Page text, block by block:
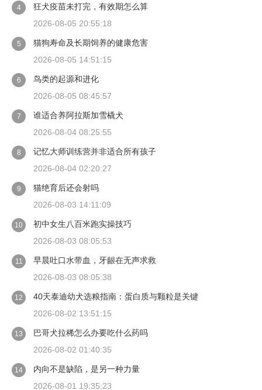
4
狂犬疫苗未打完，有效期怎么算
2026-08-05 20:55:18
5
猫狗寿命及长期饲养的健康危害
2026-08-05 14:51:15
6
鸟类的起源和进化
2026-08-05 08:45:57
7
谁适合养阿拉斯加雪橇犬
2026-08-04 08:25:55
8
记忆大师训练营并非适合所有孩子
2026-08-04 02:20:27
9
猫绝育后还会射吗
2026-08-03 14:11:09
10
初中女生八百米跑实操技巧
2026-08-03 08:05:53
11
早晨吐口水带血，牙龈在无声求救
2026-08-03 08:05:38
12
40天泰迪幼犬选粮指南：蛋白质与颗粒是关键
2026-08-02 13:51:15
13
巴哥犬拉稀怎么办要吃什么药吗
2026-08-02 01:40:35
14
内向不是缺陷，是另一种力量
2026-08-01 19:35:23